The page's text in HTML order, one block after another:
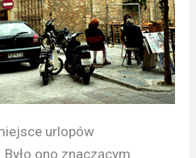
urlopów
ono znaczącym